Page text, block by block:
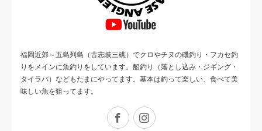
福岡近郊～五島列島（古志岐三礁）でクロやチヌの磯釣り・フカセ釣
りをメインに魚釣りをしています。船釣り（落とし込み・ジギング・
タイラバ）などもたまにやってます。基本は釣って楽しい、食べて美
味しい魚を狙ってます。
FacebookInstagram